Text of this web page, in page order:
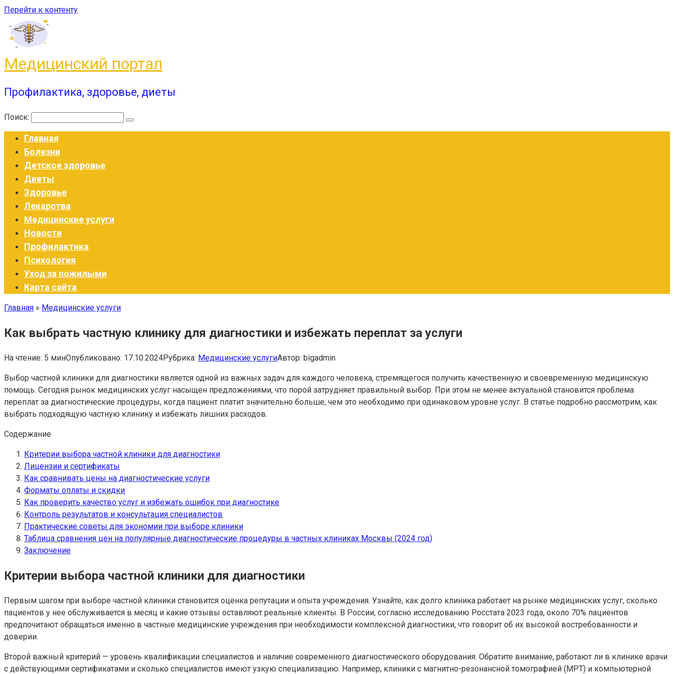
Перейти к контенту
Медицинский портал
Профилактика, здоровье, диеты
Поиск:
Главная
Болезни
Детское здоровье
Диеты
Здоровье
Лекарства
Медицинские услуги
Новости
Профилактика
Психология
Уход за пожилыми
Карта сайта
Главная » Медицинские услуги
Как выбрать частную клинику для диагностики и избежать переплат за услуги
На чтение: 5 минОпубликовано: 17.10.2024Рубрика: Медицинские услугиАвтор: bigadmin
Выбор частной клиники для диагностики является одной из важных задач для каждого человека, стремящегося получить качественную и своевременную медицинскую
помощь. Сегодня рынок медицинских услуг насыщен предложениями, что порой затрудняет правильный выбор. При этом не менее актуальной становится проблема
переплат за диагностические процедуры, когда пациент платит значительно больше, чем это необходимо при одинаковом уровне услуг. В статье подробно рассмотрим, как
выбрать подходящую частную клинику и избежать лишних расходов.
Содержание
Критерии выбора частной клиники для диагностики
Лицензии и сертификаты
Как сравнивать цены на диагностические услуги
Форматы оплаты и скидки
Как проверить качество услуг и избежать ошибок при диагностике
Контроль результатов и консультация специалистов
Практические советы для экономии при выборе клиники
Таблица сравнения цен на популярные диагностические процедуры в частных клиниках Москвы (2024 год)
Заключение
Критерии выбора частной клиники для диагностики
Первым шагом при выборе частной клиники становится оценка репутации и опыта учреждения. Узнайте, как долго клиника работает на рынке медицинских услуг, сколько
пациентов у нее обслуживается в месяц и какие отзывы оставляют реальные клиенты. В России, согласно исследованию Росстата 2023 года, около 70% пациентов
предпочитают обращаться именно в частные медицинские учреждения при необходимости комплексной диагностики, что говорит об их высокой востребованности и
доверии.
Второй важный критерий — уровень квалификации специалистов и наличие современного диагностического оборудования. Обратите внимание, работают ли в клинике врачи
с действующими сертификатами и сколько специалистов имеют узкую специализацию. Например, клиники с магнитно-резонансной томографией (МРТ) и компьютерной